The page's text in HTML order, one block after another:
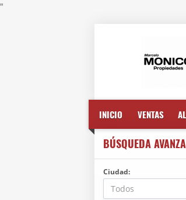
"
INICIO VENTAS
BÚSQUEDA
Ciudad:
Todos